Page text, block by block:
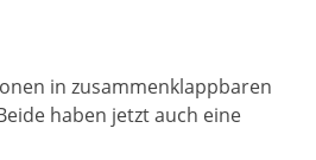
in zusammenklappbaren
haben jetzt auch eine